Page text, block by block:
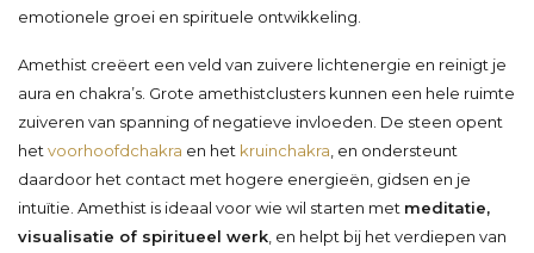
emotionele groei en spirituele ontwikkeling.
Amethist creëert een veld van zuivere lichtenergie en reinigt je
aura en chakra’s. Grote amethistclusters kunnen een hele ruimte
zuiveren van spanning of negatieve invloeden. De steen opent
het voorhoofdchakra en het kruinchakra , en ondersteunt
daardoor het contact met hogere energieën, gidsen en je
intuïtie. Amethist is ideaal voor wie wil starten met meditatie,
visualisatie of spiritueel werk , en helpt bij het verdiepen van